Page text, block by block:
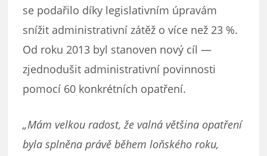
se podařilo díky legislativním úpravám
snížit administrativní zátěž o více než 23 %.
Od roku 2013 byl stanoven nový cíl —
zjednodušit administrativní povinnosti
pomocí 60 konkrétních opatření.
„Mám velkou radost, že valná většina opatření
byla splněna právě během loňského roku,